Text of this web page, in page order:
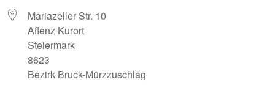
Mariazeller Str. 10
Aflenz Kurort
Steiermark
8623
Bezirk Bruck-Mürzzuschlag